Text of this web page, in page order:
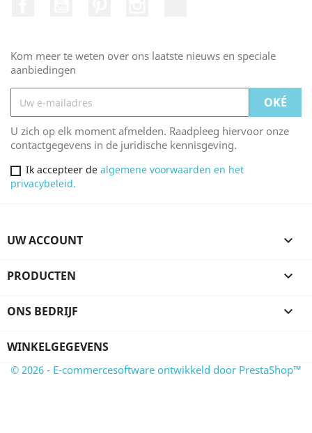
Kom meer te weten over ons laatste nieuws en speciale
aanbiedingen
U zich op elk moment afmelden. Raadpleeg hiervoor onze
contactgegevens in de juridische kennisgeving.
Ik accepteer de algemene voorwaarden en het
privacybeleid.
UW ACCOUNT 
PRODUCTEN 
ONS BEDRIJF 
WINKELGEGEVENS
© 2026 - E-commercesoftware ontwikkeld door PrestaShop™